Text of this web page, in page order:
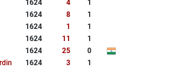
1624 4
1
1624 8
1
1624 1
1
1624 11
1
1624 25
0
1624 3
1